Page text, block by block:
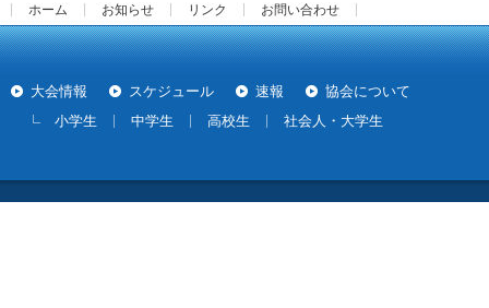
ホーム お知らせ リンク お問い合わせ
大会情報 スケジュール 速報
協会について
小学生
中学生 高校生 社会人・大学生